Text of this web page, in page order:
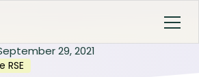
29, 2021
RSE